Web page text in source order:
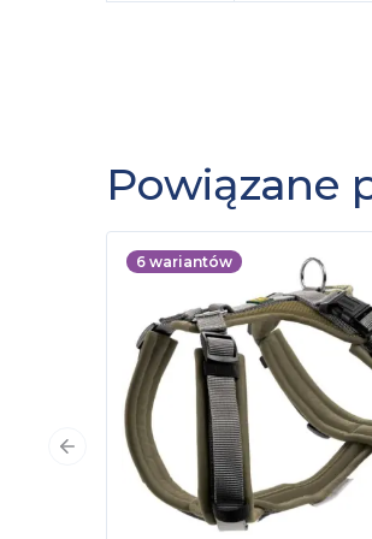
Powiązane
6 wariantów
Poprzedni slajd